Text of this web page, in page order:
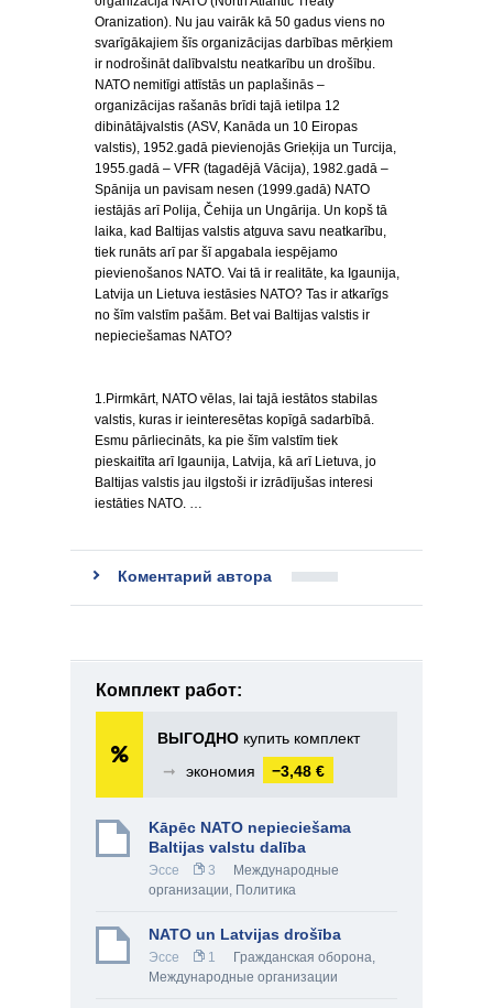
Oranization). Nu jau vairāk kā 50 gadus viens no
svarīgākajiem šīs organizācijas darbības mērķiem
ir nodrošināt dalībvalstu neatkarību un drošību.
NATO nemitīgi attīstās un paplašinās –
organizācijas rašanās brīdi tajā ietilpa 12
dibinātājvalstis (ASV, Kanāda un 10 Eiropas
valstis), 1952.gadā pievienojās Grieķija un Turcija,
1955.gadā – VFR (tagadējā Vācija), 1982.gadā –
Spānija un pavisam nesen (1999.gadā) NATO
iestājās arī Polija, Čehija un Ungārija. Un kopš tā
laika, kad Baltijas valstis atguva savu neatkarību,
tiek runāts arī par šī apgabala iespējamo
pievienošanos NATO. Vai tā ir realitāte, ka Igaunija,
Latvija un Lietuva iestāsies NATO? Tas ir atkarīgs
no šīm valstīm pašām. Bet vai Baltijas valstis ir
nepieciešamas NATO?
1.Pirmkārt, NATO vēlas, lai tajā iestātos stabilas
valstis, kuras ir ieinteresētas kopīgā sadarbībā.
Esmu pārliecināts, ka pie šīm valstīm tiek
pieskaitīta arī Igaunija, Latvija, kā arī Lietuva, jo
Baltijas valstis jau ilgstoši ir izrādījušas interesi
iestāties NATO. …
Коментарий автора
Комплект работ:
ВЫГОДНО купить комплект
➞
экономия −3,48 €
Kāpēc NATO nepieciešama
Baltijas valstu dalība
Эссе 3
Международные
организации, Политика
NATO un Latvijas drošība
Эссе 1 Гражданская оборона,
Международные организации